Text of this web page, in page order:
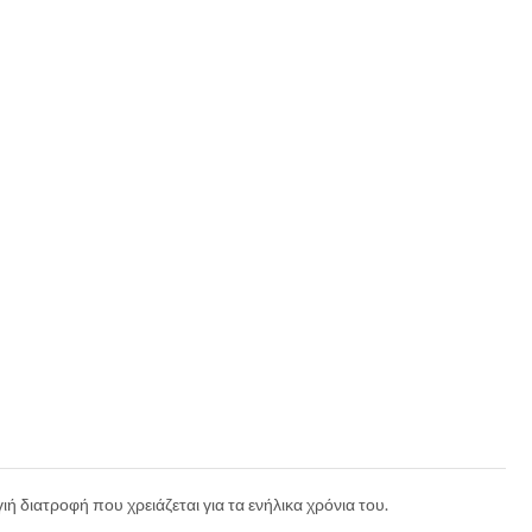
που χρειάζεται για τα ενήλικα χρόνια του.